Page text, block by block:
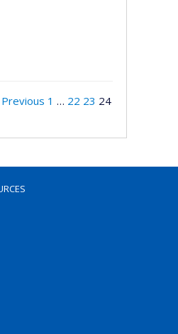
Previous 1 … 22 23 24